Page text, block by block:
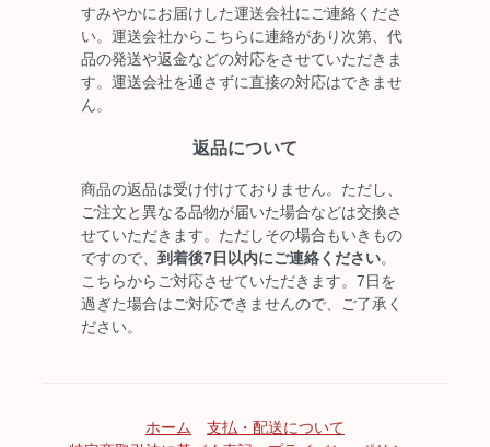
すみやかにお届けした運送会社にご連絡くださ
い。運送会社からこちらに連絡があり次第、代
品の発送や返金などの対応をさせていただきま
す。運送会社を通さずに直接の対応はできませ
ん。
返品について
商品の返品は受け付けておりません。ただし、
ご注文と異なる品物が届いた場合などは交換さ
せていただきます。ただしその場合もいきもの
ですので、 到着後7日以内にご連絡ください。
こちらからご対応させていただきます。7日を
過ぎた場合はご対応できませんので、ご了承く
ださい。
ホーム
支払・配送について